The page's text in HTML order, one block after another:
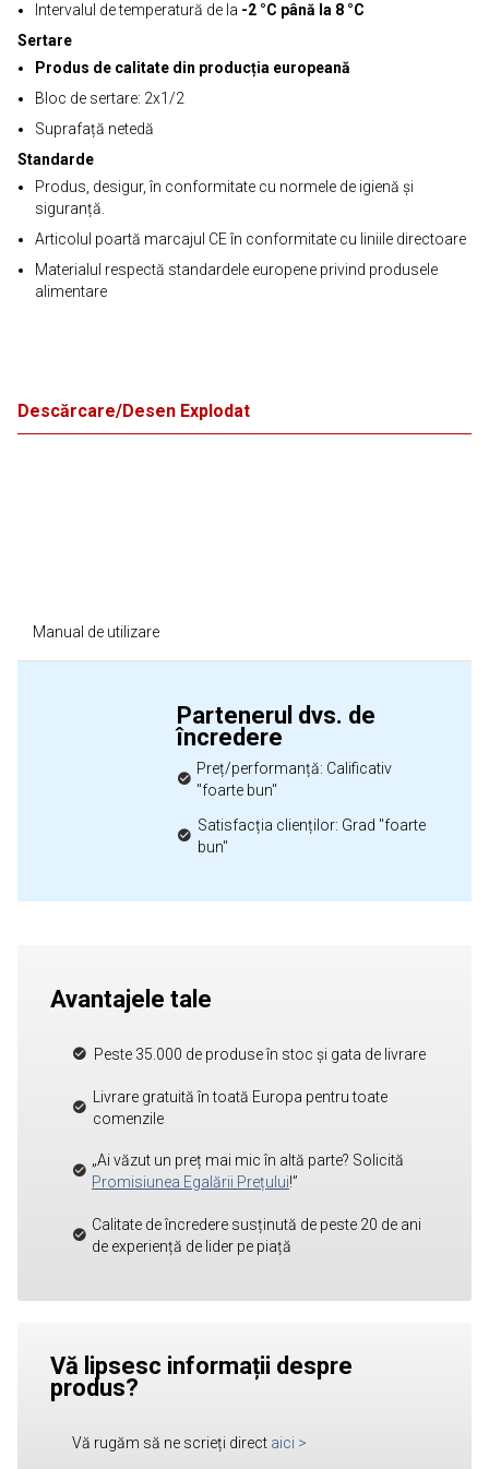
Intervalul de temperatură de la -2 °C până la 8 °C
Sertare
Produs de calitate din producția europeană
Bloc de sertare: 2x1/2
Suprafață netedă
Standarde
Produs, desigur, în conformitate cu normele de igienă și
siguranță.
Articolul poartă marcajul CE în conformitate cu liniile directoare
Materialul respectă standardele europene privind produsele
alimentare
Descărcare/Desen Explodat
Manual de utilizare
Partenerul dvs. de
încredere
Preț/performanță: Calificativ
"foarte bun"
Satisfacția clienților: Grad "foarte
bun"
Avantajele tale
Peste 35.000 de produse în stoc și gata de livrare
Livrare gratuită în toată Europa pentru toate
comenzile
„Ai văzut un preț mai mic în altă parte? Solicită
Promisiunea Egalării Prețului!”
Calitate de încredere susținută de peste 20 de ani
de experiență de lider pe piață
Vă lipsesc informații despre
produs?
Vă rugăm să ne scrieți direct aici >